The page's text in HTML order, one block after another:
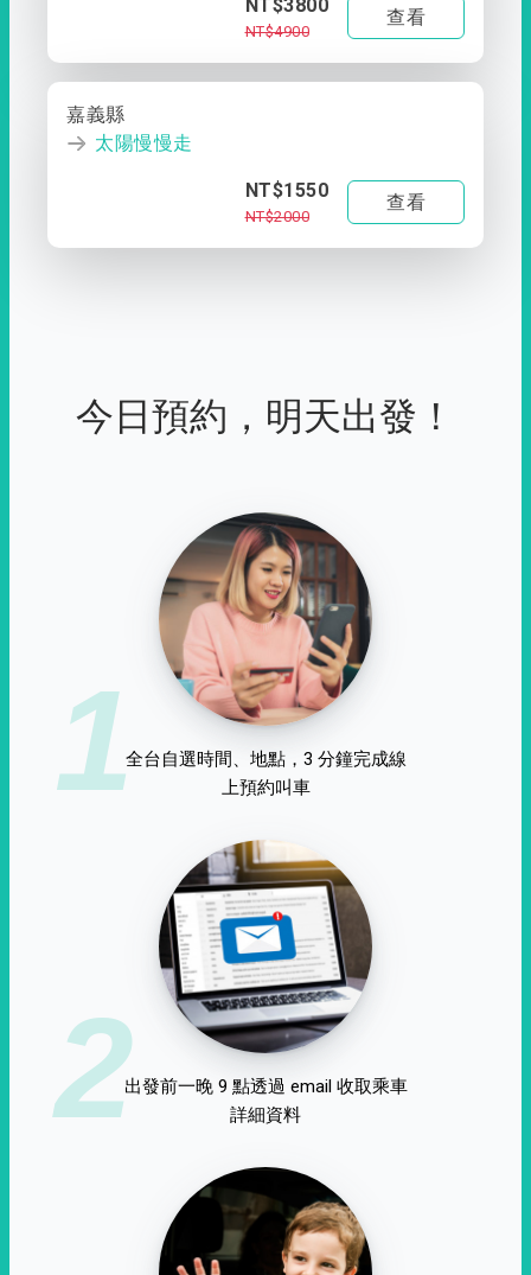
NT$3800
NT$4900
查看
嘉義縣
太陽慢慢走
NT$1550
NT$2000
查看
今日預約，明天出發！
1全台自選時間、地點，3 分鐘完成線
上預約叫車
2出發前一晚 9 點透過 email 收取乘車
詳細資料